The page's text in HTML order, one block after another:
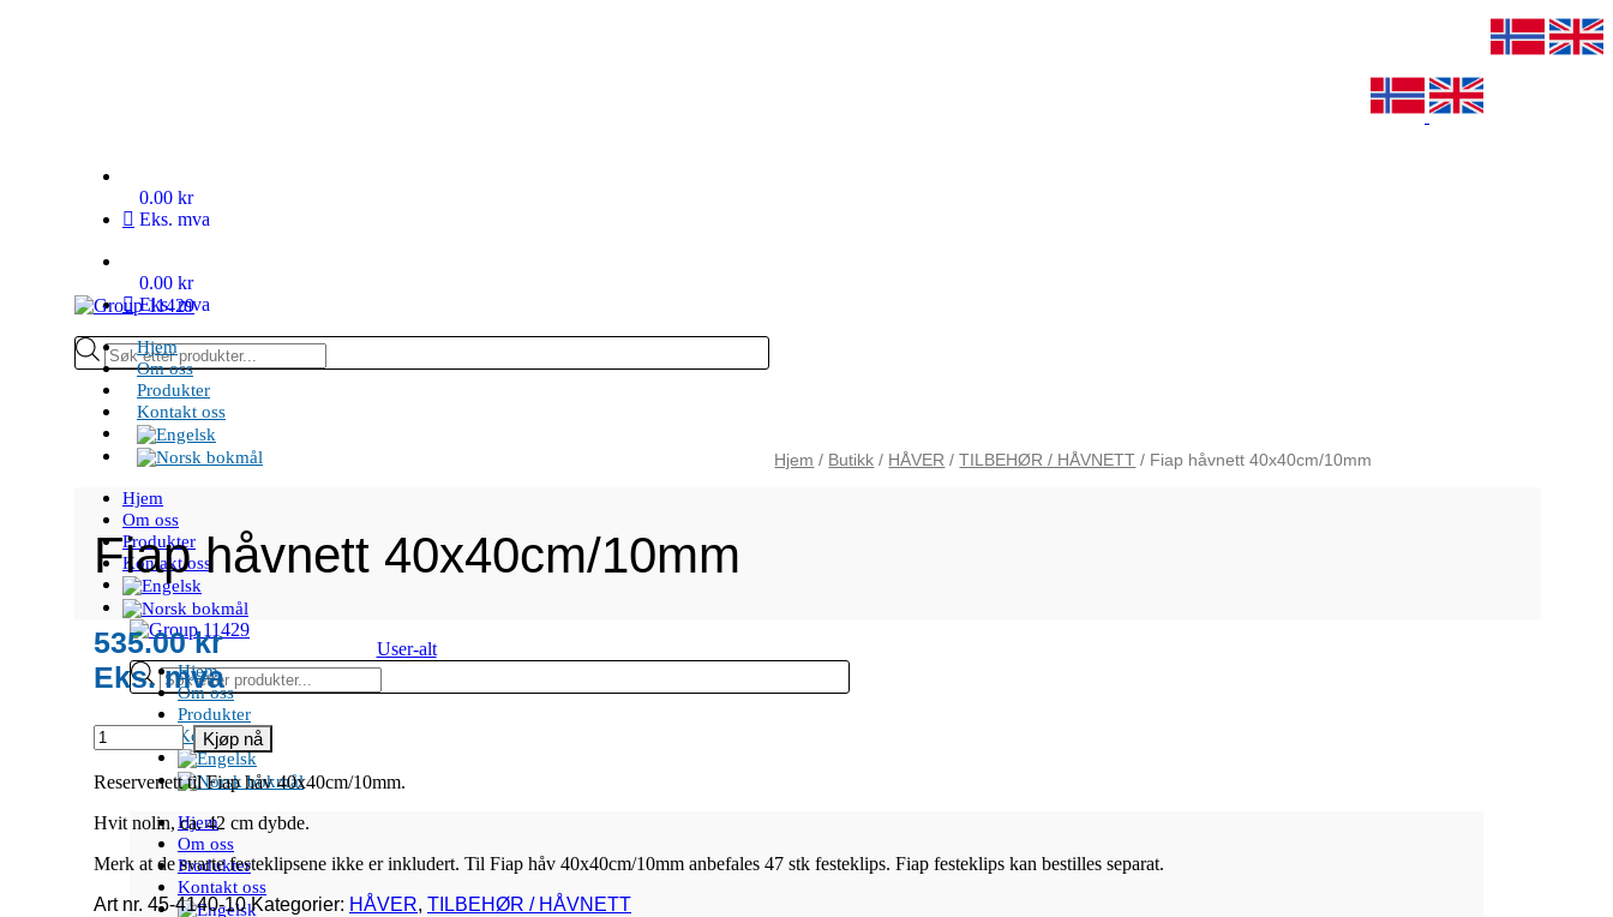
0.00 kr
0.00 kr
Products
search
Hjem
Om oss
Produkter
Kontakt oss
Hjem
Om oss
Produkter
Kontakt oss
User-alt
Products
search
Hjem
Om oss
Produkter
Kontakt oss
Hjem
Om oss
Produkter
Kontakt oss
Hjem / Butikk / HÅVER /TILBEHØR / HÅVNETT / Fiap håvnett 40x40cm/10mm
Fiap håvnett 40x40cm/10mm
535.00kr
Fiap
håvnett
40x40cm/10mm
Kjøp nå
Reservenett til Fiap håv 40x40cm/10mm.
Hvit nolin, ca. 42 cm dybde.
Merk at de svarte festeklipsene ikke er inkludert. Til Fiap håv 40x40cm/10mm anbefales 47 stk festeklips. Fiap festeklips kan bestilles separat.
Art nr. 45-4140-10Kategorier: HÅVER, TILBEHØR / HÅVNETT